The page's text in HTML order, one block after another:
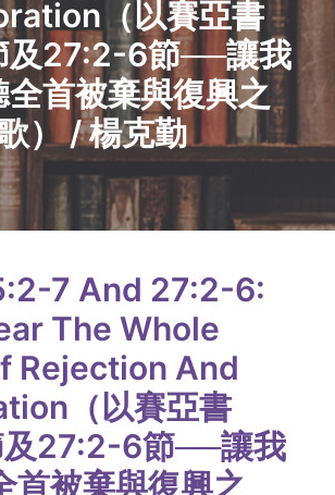
（以賽亞書
27:2-6節──讓我
全首被棄與復興之
） / 楊克勤
7 And 27:2-6:
The Whole
Rejection And
（以賽亞書
27:2-6節──讓我
首被棄與復興之